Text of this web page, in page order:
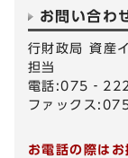
お問い合わ
行財政局 資産
担当
電話
ファックス
お電話の際は